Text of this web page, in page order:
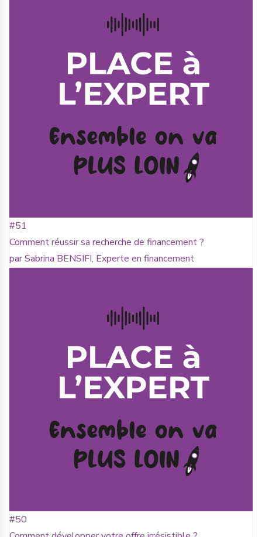
#51
Comment réussir sa recherche de financement ?
par Sabrina BENSIFI, Experte en financement
#50